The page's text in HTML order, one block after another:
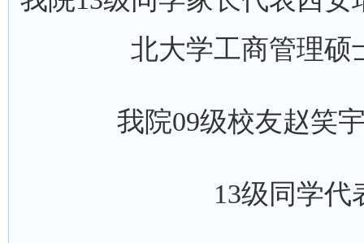
北大学工商管理硕
我院09级校友赵笑
13级同学代